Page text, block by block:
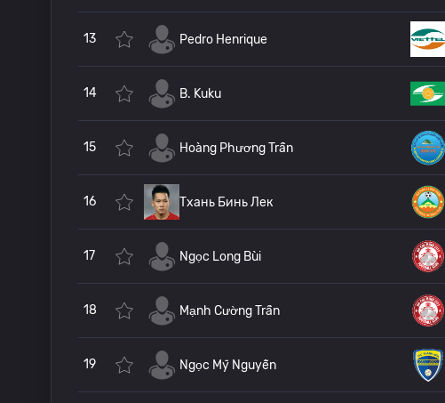
13 Pedro Henrique
14 B. Kuku
15 Hoàng Phương Trần
16 Тхань Бинь Лек
17 Ngọc Long Bùi
18 Mạnh Cường Trần
19 Ngọc Mỹ Nguyễn